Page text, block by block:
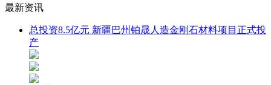
最新资讯
总投资8.5亿元 新疆巴州铂晟人造金刚石材料项目正式投
产